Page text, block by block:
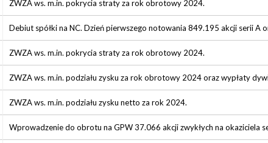
ZWZA ws. m.in. pokrycia straty za rok obrotowy 2024.
Debiut spółki na NC. Dzień pierwszego notowania 849.195 akcji serii A
ZWZA ws. m.in. pokrycia straty za rok obrotowy 2024.
ZWZA ws. m.in. podziału zysku za rok obrotowy 2024 oraz wypłaty
ZWZA ws. m.in. podziału zysku netto za rok 2024.
Wprowadzenie do obrotu na GPW 37.066 akcji zwykłych na okaziciela